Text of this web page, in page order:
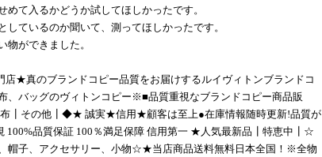
て入るかどうか試してほしかったです。
しているのか聞いて、測ってほしかったです。
物ができました。
店★真のブランドコピー品質をお届けするルイヴィトンブランドコ
、バッグのヴィトンコピー※■品質重視なブランドコピー商品販
その他┃◆★ 誠実★信用★顧客は至上●在庫情報随時更新!品質が
100%品質保証 100％満足保障 信用第一 ★人気最新品┃特恵中┃☆
帽子、アクセサリー、小物☆★当店商品送料無料日本全国！※全物